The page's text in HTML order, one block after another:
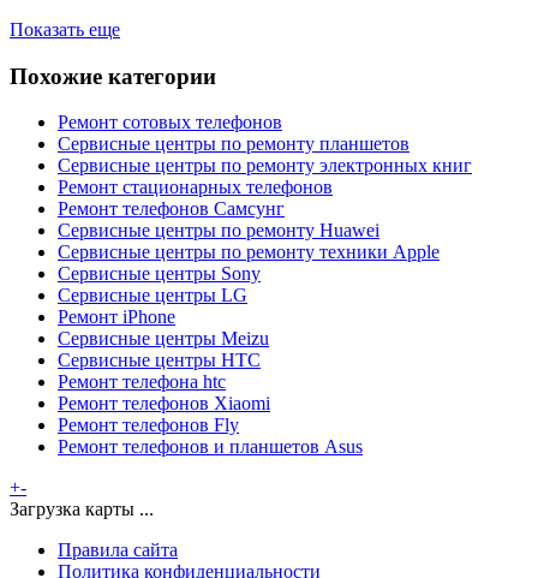
Показать еще
Похожие категории
Ремонт сотовых телефонов
Сервисные центры по ремонту планшетов
Сервисные центры по ремонту электронных книг
Ремонт стационарных телефонов
Ремонт телефонов Самсунг
Сервисные центры по ремонту Huawei
Сервисные центры по ремонту техники Apple
Сервисные центры Sony
Сервисные центры LG
Ремонт iPhone
Сервисные центры Meizu
Сервисные центры HTC
Ремонт телефона htc
Ремонт телефонов Xiaomi
Ремонт телефонов Fly
Ремонт телефонов и планшетов Asus
+-
Загрузка карты ...
Правила сайта
Политика конфиденциальности